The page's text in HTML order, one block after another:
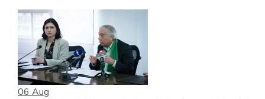
06 Aug